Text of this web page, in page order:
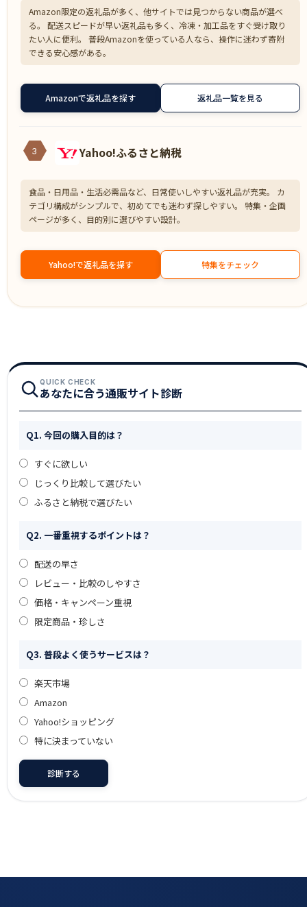
Amazon限定の返礼品が多く、他サイトでは見つからない商品が選べ
る。 配送スピードが早い返礼品も多く、冷凍・加工品をすぐ受け取り
たい人に便利。 普段Amazonを使っている人なら、操作に迷わず寄附
できる安心感がある。
Amazonで返礼品を探す 返礼品一覧を見る
3 Yahoo!ふるさと納税
食品・日用品・生活必需品など、日常使いしやすい返礼品が充実。 カ
テゴリ構成がシンプルで、初めてでも迷わず探しやすい。 特集・企画
ページが多く、目的別に選びやすい設計。
Yahoo!で返礼品を探す 特集をチェック
QUICK CHECK
あなたに合う通販サイト診断
Q1. 今回の購入目的は？
すぐに欲しい
じっくり比較して選びたい
ふるさと納税で選びたい
Q2. 一番重視するポイントは？
配送の早さ
レビュー・比較のしやすさ
価格・キャンペーン重視
限定商品・珍しさ
Q3. 普段よく使うサービスは？
楽天市場
Amazon
Yahoo!ショッピング
特に決まっていない
診断する